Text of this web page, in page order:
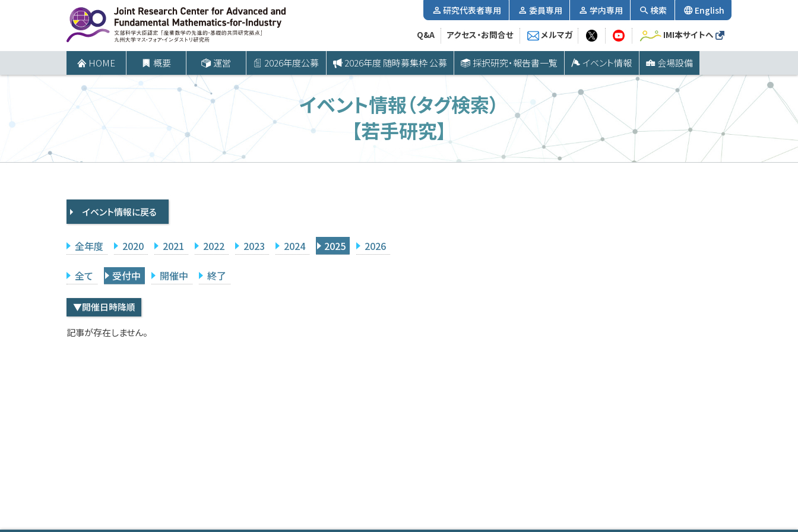
ツ
プ
HOME 概要 運営 2026年度公募 2026年度 随時募集枠 公募 採択研究・報告書一覧 イベント情報 会場設備
研究代表者専用 委員専用 学内専用 検索 English
Q&A アクセス・お問合せ メルマガ IMI本サイトへ
イベント情報（タグ検索）
【若手研究】
イベント情報に戻る
全年度 2020 2021 2022 2023 2024 2025 2026
全て 受付中 開催中 終了
▼開催日時降順
記事が存在しません。